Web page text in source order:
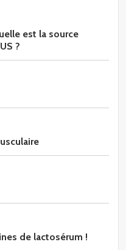
est la source
?
de lactosérum !